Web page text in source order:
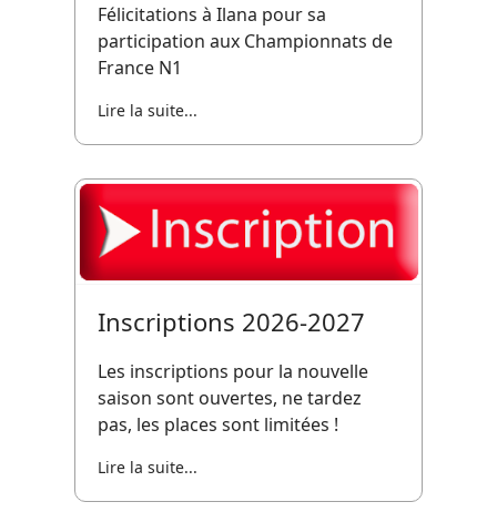
Félicitations à Ilana pour sa
participation aux Championnats de
France N1
Lire la suite...
Inscriptions 2026-2027
Les inscriptions pour la nouvelle
saison sont ouvertes, ne tardez
pas, les places sont limitées !
Lire la suite...